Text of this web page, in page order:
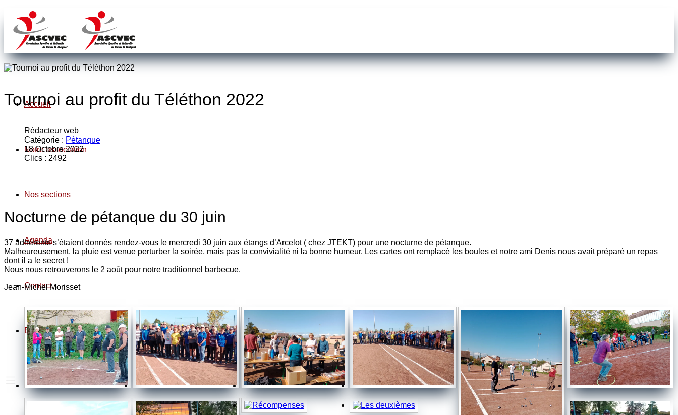
Accueil
Notre association
Nos sections
Agenda
Contact
Espace privé
Tournoi au profit du Téléthon 2022
Rédacteur web
Catégorie : Pétanque
18 Octobre 2022
Clics : 2492
Nocturne de pétanque du 30 juin
37 adhérents s’étaient donnés rendez-vous le mercredi 30 juin aux étangs d’Arcelot ( chez JTEKT) pour une nocturne de pétanque.
Malheureusement, la pluie est venue perturber la soirée, mais pas la convivialité ni la bonne humeur. Les cartes ont remplacé les boules et notre ami Denis nous avait préparé un repas
dont il a le secret !
Nous nous retrouverons le 2 août pour notre traditionnel barbecue.
Jean-Michel Morisset